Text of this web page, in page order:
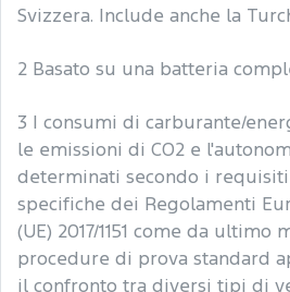
Svizzera. Include anche la
2 Basato su una batteria
3 I consumi di carburante/
le emissioni di CO2 e
determinati secondo i
specifiche dei Regolamenti
(UE) 2017/1151 come da ultimo
procedure di prova standard
il confronto tra diversi tipi di